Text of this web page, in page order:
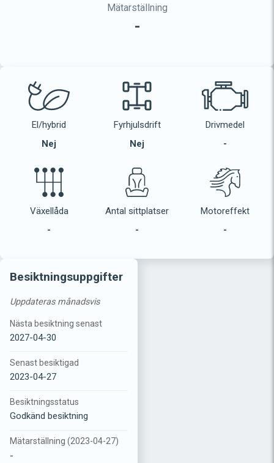
Mätarställning
-
El/hybrid
Nej
Fyrhjulsdrift
Nej
Drivmedel
-
Växellåda
-
Antal sittplatser
-
Motoreffekt
-
Besiktningsuppgifter
Uppdateras månadsvis
Nästa besiktning senast
2027-04-30
Senast besiktigad
2023-04-27
Besiktningsstatus
Godkänd besiktning
Mätarställning (2023-04-27)
-